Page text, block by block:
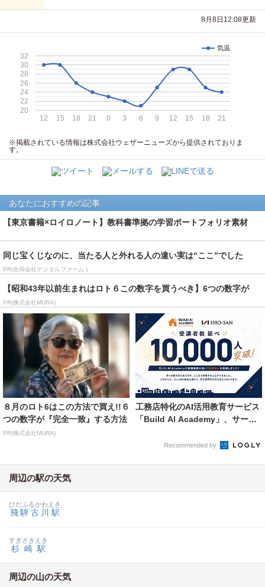
8月8日12:08更新
気温
12 15 18 21 0 3 6 9 12 15 18 21
20
22
24
26
28
30
32
※掲載されている情報は株式会社ウェザーニューズから提供されておりま
す。
あなたにおすすめの記事
【東京書籍×ロイロノート】教科書準拠の学習ポートフォリオ素材
同じ宝くじなのに、当たる人と外れる人の違い実は“ここ”でした
PR(合同会社デジタルファーム )
【昭和43年以前生まれはロト６この数字を買うべき】6つの数字が
「完全一致」する方...
PR(株式会社MURA)
８月のロト6はこの方法で買え!!６
つの数字が『完全一致』する方法
PR(株式会社MURA)
工務店特化のAI活用教育サービス
「Build AI Academy」、サービ
Recommended by
周辺の駅の天気
飛騨古川駅
ひだふるかわえき
杉崎駅
すぎさきえき
周辺の山の天気